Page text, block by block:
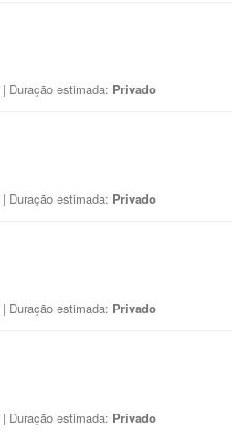
| Duração estimada: Privado
| Duração estimada: Privado
| Duração estimada: Privado
| Duração estimada: Privado